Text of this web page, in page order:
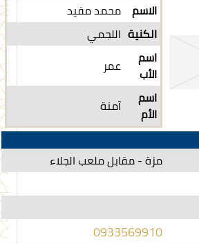
الاسم محمد مفيد
الكنية اللجمي
اسم
الأب
عمر
اسم
الأم
آمنة
مزة - مقابل ملعب الجلاء
0933569910